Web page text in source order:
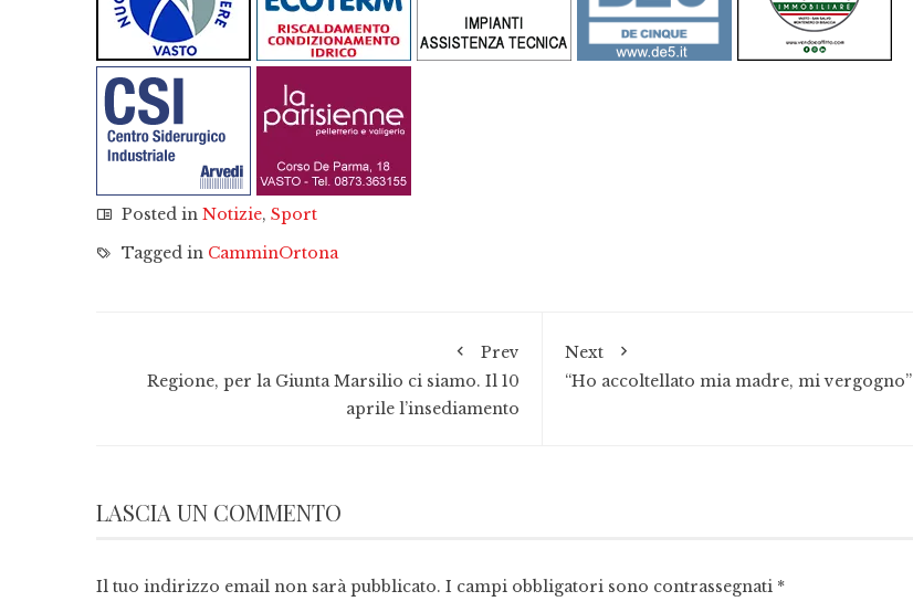
Posted in Notizie, Sport
Tagged in CamminOrtona
Prev
Regione, per la Giunta Marsilio ci siamo. Il 10
aprile l’insediamento
Next
“Ho accoltellato mia madre, mi vergogno”
LASCIA UN COMMENTO
Il tuo indirizzo email non sarà pubblicato. I campi obbligatori sono contrassegnati *